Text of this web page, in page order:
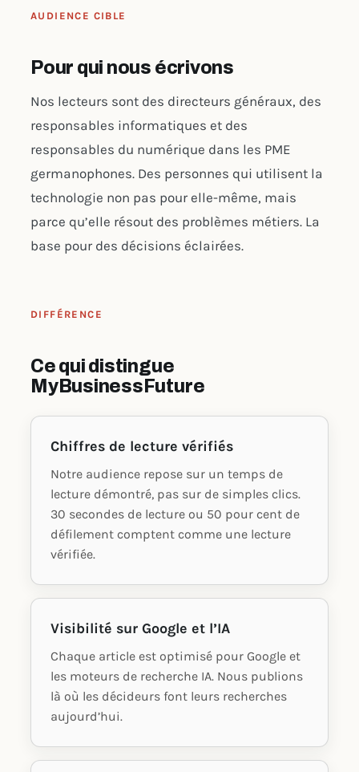
AUDIENCE CIBLE
Pour qui nous écrivons
Nos lecteurs sont des directeurs généraux, des
responsables informatiques et des
responsables du numérique dans les PME
germanophones. Des personnes qui utilisent la
technologie non pas pour elle-même, mais
parce qu’elle résout des problèmes métiers. La
base pour des décisions éclairées.
DIFFÉRENCE
Ce qui distingue
MyBusinessFuture
Chiffres de lecture vérifiés
Notre audience repose sur un temps de
lecture démontré, pas sur de simples clics.
30 secondes de lecture ou 50 pour cent de
défilement comptent comme une lecture
vérifiée.
Visibilité sur Google et l’IA
Chaque article est optimisé pour Google et
les moteurs de recherche IA. Nous publions
là où les décideurs font leurs recherches
aujourd’hui.